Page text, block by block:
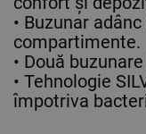
• Buzunar
compartimente.
• Două
• Tehnologie
împotriva